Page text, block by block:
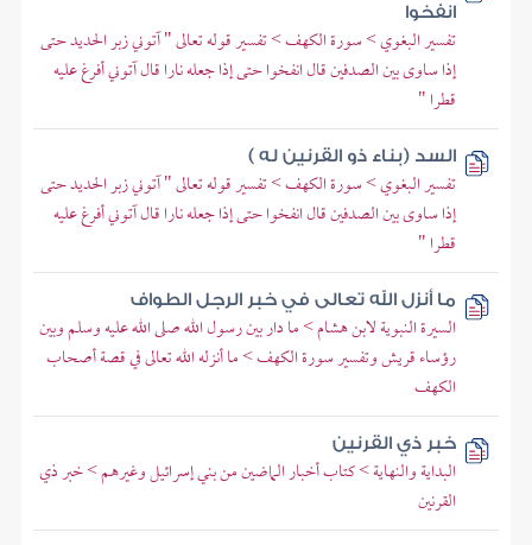
انفخوا
تفسير البغوي > سورة الكهف > تفسير قوله تعالى " آتوني زبر الحديد حتى
إذا ساوى بين الصدفين قال انفخوا حتى إذا جعله نارا قال آتوني أفرغ عليه
قطرا "
السد (بناء ذو القرنين له )
تفسير البغوي > سورة الكهف > تفسير قوله تعالى " آتوني زبر الحديد حتى
إذا ساوى بين الصدفين قال انفخوا حتى إذا جعله نارا قال آتوني أفرغ عليه
قطرا "
ما أنزل الله تعالى في خبر الرجل الطواف
السيرة النبوية لابن هشام > ما دار بين رسول الله صلى الله عليه وسلم وبين
رؤساء قريش وتفسير سورة الكهف > ما أنزله الله تعالى في قصة أصحاب
الكهف
خبر ذي القرنين
البداية والنهاية > كتاب أخبار الماضين من بني إسرائيل وغيرهم > خبر ذي
القرنين